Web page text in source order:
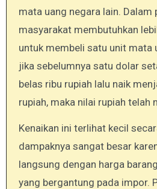
mata uang negara lain. Dalam
masyarakat membutuhkan
untuk membeli satu unit mata
jika sebelumnya satu dolar
belas ribu rupiah lalu naik
rupiah, maka nilai rupiah telah
Kenaikan ini terlihat kecil
dampaknya sangat besar
langsung dengan harga
yang bergantung pada impor.